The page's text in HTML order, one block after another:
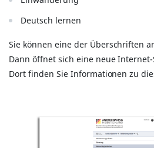
Deutsch lernen
Sie können eine der Überschriften
Dann öffnet sich eine neue Internet-
Dort finden Sie Informationen zu